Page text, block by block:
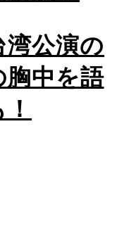
湾公演の
胸中を語